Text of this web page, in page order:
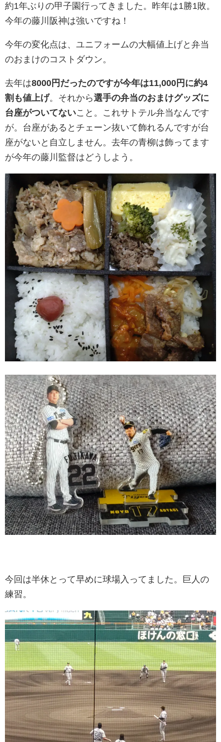
約1年ぶりの甲子園行ってきました。昨年は1勝1敗。
今年の藤川阪神は強いですね！
今年の変化点は、ユニフォームの大幅値上げと弁当
のおまけのコストダウン。
去年は8000円だったのですが今年は11,000円に約4
割も値上げ。それから選手の弁当のおまけグッズに
台座がついてないこと。これサトテル弁当なんです
が。台座があるとチェーン抜いて飾れるんですが台
座がないと自立しません。去年の青柳は飾ってます
が今年の藤川監督はどうしよう。
今回は半休とって早めに球場入ってました。巨人の
練習。